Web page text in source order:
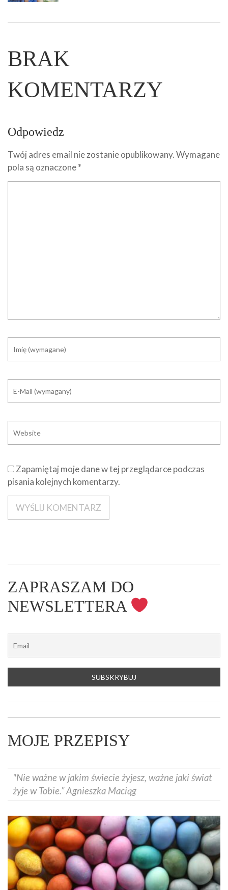
BRAK
KOMENTARZY
Odpowiedz
Twój adres email nie zostanie opublikowany.Wymagane
pola są oznaczone*
Zapamiętaj moje dane w tej przeglądarce podczas
pisania kolejnych komentarzy.
ZAPRASZAM DO
NEWSLETTERA
MOJE PRZEPISY
"Nie ważne w jakim świecie żyjesz, ważne jaki świat
żyje w Tobie.” Agnieszka Maciąg